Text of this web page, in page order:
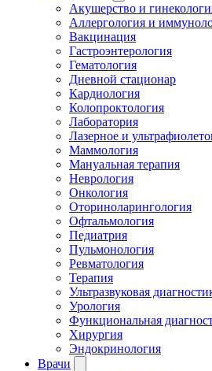
Акушерство и
Аллергология и
Вакцинация
Гастроэнтерология
Гематология
Дневной стационар
Кардиология
Колопроктология
Лаборатория
Лазерное и
Маммология
Мануальная терапия
Неврология
Онкология
Оториноларингология
Офтальмология
Педиатрия
Пульмонология
Ревматология
Терапия
Ультразвуковая
Урология
Функциональная
Хирургия
Эндокринология
Врачи